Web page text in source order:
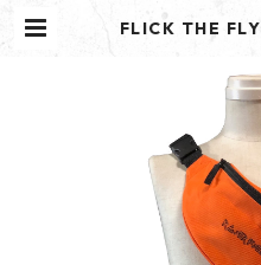
FLICK THE
ANGE - |